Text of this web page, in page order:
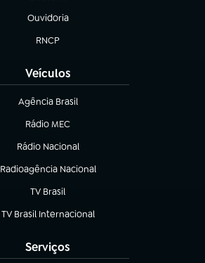
Ouvidoria
(abre em nova aba)
RNCP
(abre em nova aba)
Veículos
Agência Brasil
(abre em nova aba)
Rádio MEC
(abre em nova aba)
Rádio Nacional
Radioagência Nacional
(abre em nova aba)
TV Brasil
(abre em nova aba)
TV Brasil Internacional
(abre em nova aba)
Serviços